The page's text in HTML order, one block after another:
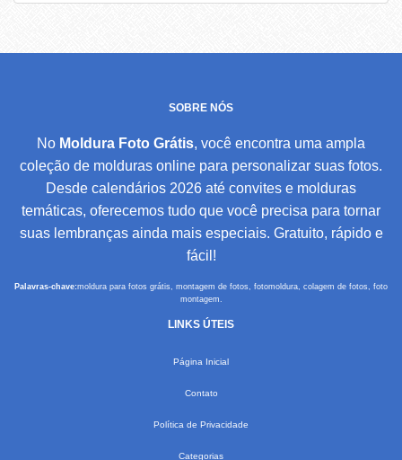
SOBRE NÓS
No Moldura Foto Grátis, você encontra uma ampla
coleção de molduras online para personalizar suas fotos.
Desde calendários 2026 até convites e molduras
temáticas, oferecemos tudo que você precisa para tornar
suas lembranças ainda mais especiais. Gratuito, rápido e
fácil!
Palavras-chave:moldura para fotos grátis, montagem de fotos, fotomoldura, colagem de fotos, foto
montagem.
LINKS ÚTEIS
Página Inicial
Contato
Política de Privacidade
Categorias